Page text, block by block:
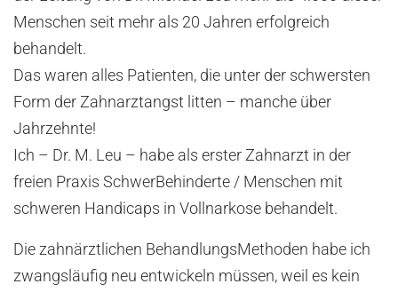
Menschen seit mehr als 20 Jahren erfolgreich
behandelt.
Das waren alles Patienten, die unter der schwersten
Form der Zahnarztangst litten – manche über
Jahrzehnte!
Ich – Dr. M. Leu – habe als erster Zahnarzt in der
freien Praxis SchwerBehinderte / Menschen mit
schweren Handicaps in Vollnarkose behandelt.
Die zahnärztlichen BehandlungsMethoden habe ich
zwangsläufig neu entwickeln müssen, weil es kein